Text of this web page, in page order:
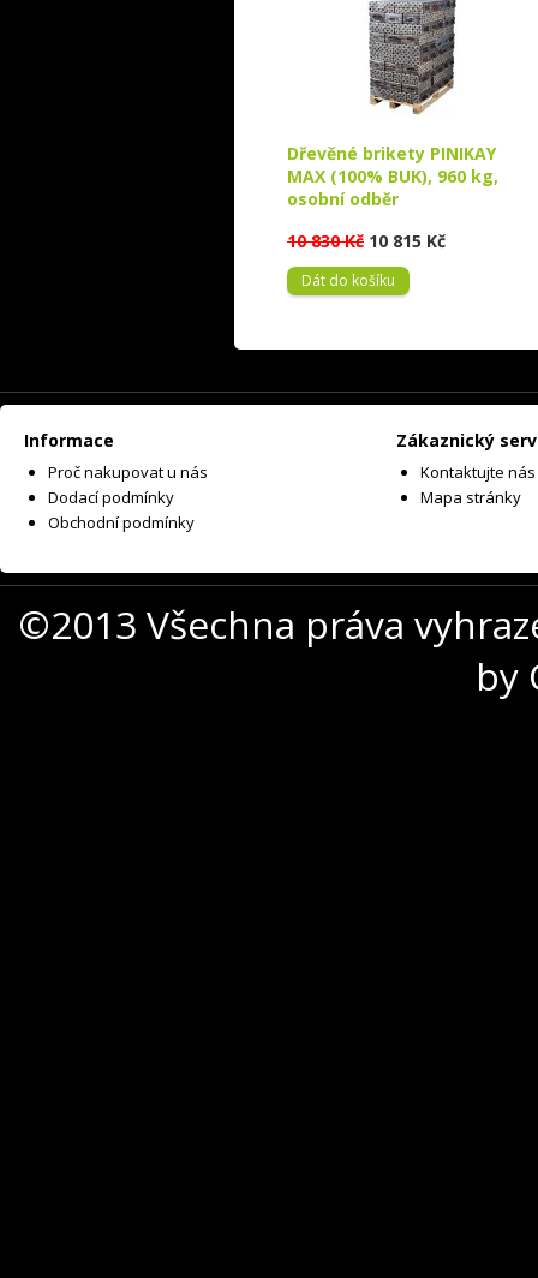
Dřevěné brikety PINIKAY
MAX (100% BUK), 960 kg,
osobní odběr
10 830 Kč 10 815 Kč
Dát do košíku
Informace
Proč nakupovat u nás
Dodací podmínky
Obchodní podmínky
Zákaznický
Kontaktujte nás
Mapa stránky
©2013 Všechna práva
by